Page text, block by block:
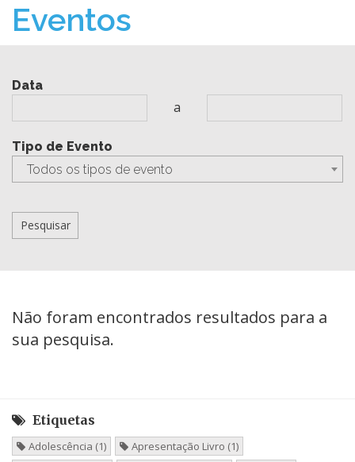
Eventos
Data
a
Tipo de Evento
Todos os tipos de evento
Não foram encontrados resultados para a
sua pesquisa.
Etiquetas
Adolescência (1) Apresentação Livro (1)